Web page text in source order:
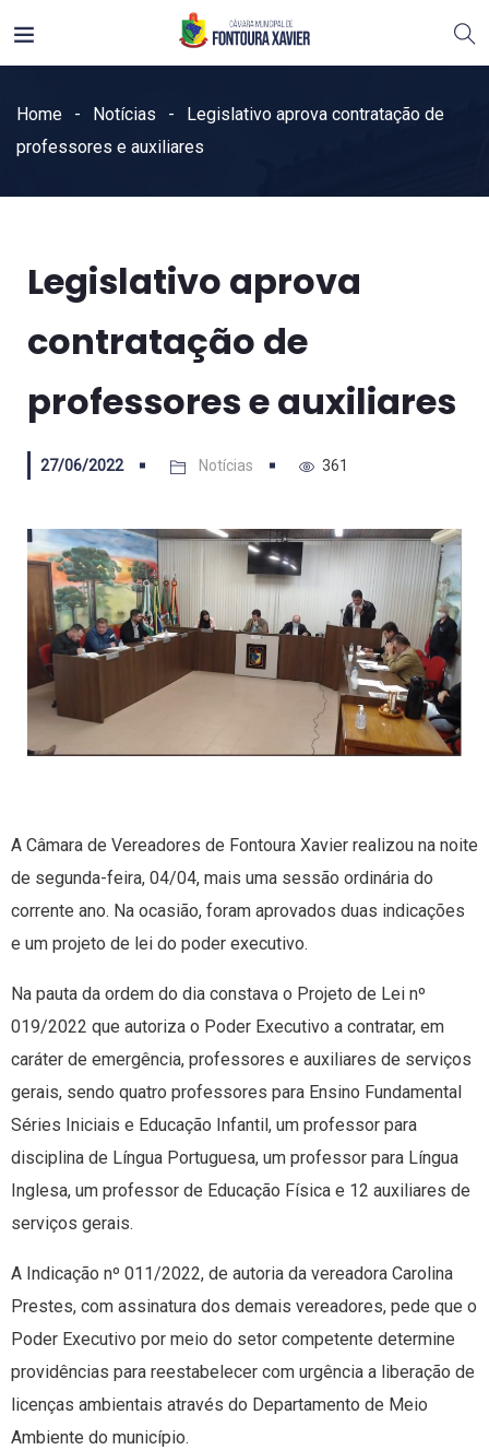
Home Notícias
Legislativo aprova contratação de
professores e auxiliares
Legislativo aprova
contratação de
professores e auxiliares
27/06/2022 Notícias 361
A Câmara de Vereadores de Fontoura Xavier realizou na noite
de segunda-feira, 04/04, mais uma sessão ordinária do
corrente ano. Na ocasião, foram aprovados duas indicações
e um projeto de lei do poder executivo.
Na pauta da ordem do dia constava o Projeto de Lei nº
019/2022 que autoriza o Poder Executivo a contratar, em
caráter de emergência, professores e auxiliares de serviços
gerais, sendo quatro professores para Ensino Fundamental
Séries Iniciais e Educação Infantil, um professor para
disciplina de Língua Portuguesa, um professor para Língua
Inglesa, um professor de Educação Física e 12 auxiliares de
serviços gerais.
A Indicação nº 011/2022, de autoria da vereadora Carolina
Prestes, com assinatura dos demais vereadores, pede que o
Poder Executivo por meio do setor competente determine
providências para reestabelecer com urgência a liberação de
licenças ambientais através do Departamento de Meio
Ambiente do município.